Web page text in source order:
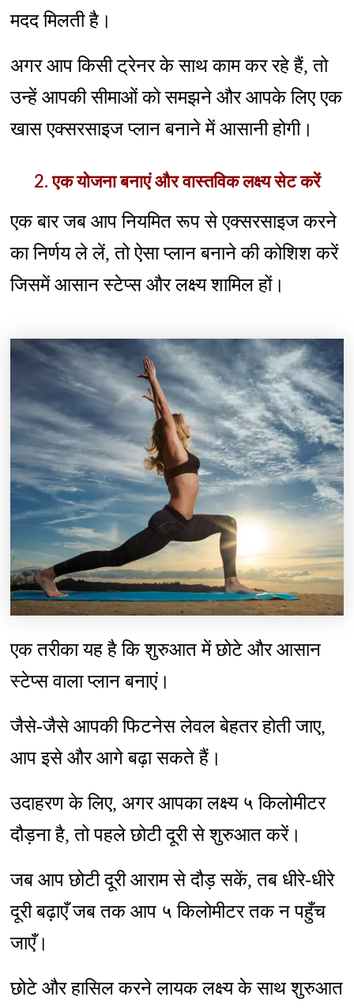
मदद मिलती है।
अगर आप किसी ट्रेनर के साथ काम कर रहे हैं, तो
उन्हें आपकी सीमाओं को समझने और आपके लिए एक
खास एक्सरसाइज प्लान बनाने में आसानी होगी।
2. एक योजना बनाएं और वास्तविक लक्ष्य सेट करें
एक बार जब आप नियमित रूप से एक्सरसाइज करने
का निर्णय ले लें, तो ऐसा प्लान बनाने की कोशिश करें
जिसमें आसान स्टेप्स और लक्ष्य शामिल हों।
एक तरीका यह है कि शुरुआत में छोटे और आसान
स्टेप्स वाला प्लान बनाएं।
जैसे-जैसे आपकी फिटनेस लेवल बेहतर होती जाए,
आप इसे और आगे बढ़ा सकते हैं।
उदाहरण के लिए, अगर आपका लक्ष्य ५ किलोमीटर
दौड़ना है, तो पहले छोटी दूरी से शुरुआत करें।
जब आप छोटी दूरी आराम से दौड़ सकें, तब धीरे-धीरे
दूरी बढ़ाएँ जब तक आप ५ किलोमीटर तक न पहुँच
जाएँ।
छोटे और हासिल करने लायक लक्ष्य के साथ शुरुआत